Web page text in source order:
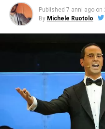
Published 7 anni ago on
By Michele Ruotolo